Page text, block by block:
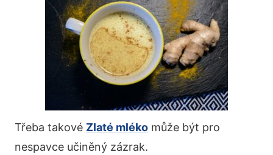
Třeba takové Zlaté mléko může být pro
nespavce učiněný zázrak.